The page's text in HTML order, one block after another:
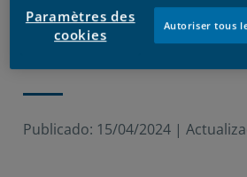
Publicado: 15/04/2024 |
Paramètres des
cookies
Autoriser tous